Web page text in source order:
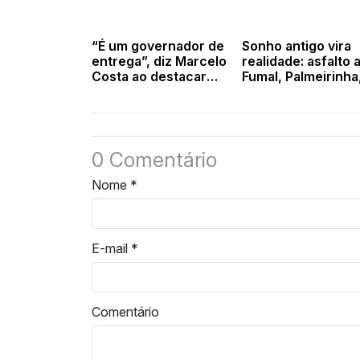
“É um governador de
entrega”, diz Marcelo
Costa ao destacar
Sonho antigo vira
realidade: asfalto
Fumal,
0 Comentário
Nome *
E-mail *
Comentário